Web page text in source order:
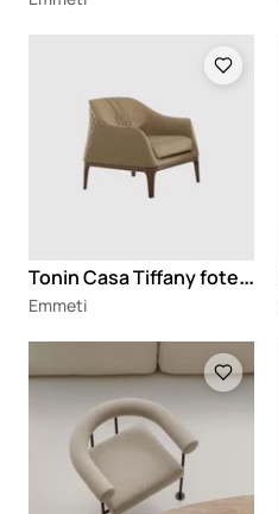
T
onin Casa Tiffany fotelje
Emmeti